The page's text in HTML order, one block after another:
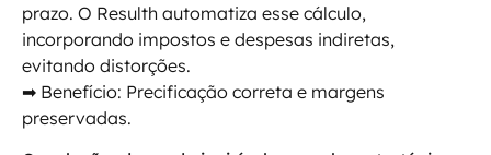
prazo. O Resulth automatiza esse cálculo,
incorporando impostos e despesas indiretas,
evitando distorções.
➡ Benefício: Precificação correta e margens
preservadas.